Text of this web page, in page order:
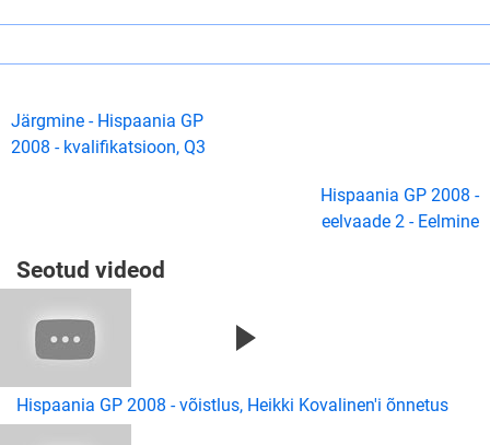
Järgmine - Hispaania GP
2008 - kvalifikatsioon, Q3
Hispaania GP 2008 -
eelvaade 2 - Eelmine
Seotud videod
Hispaania GP 2008 - võistlus, Heikki Kovalinen'i õnnetus